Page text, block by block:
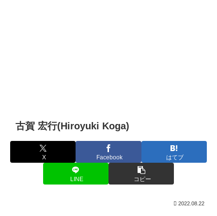
古賀 宏行(Hiroyuki Koga)
X Facebook はてブ
LINE コピー
2022.08.22